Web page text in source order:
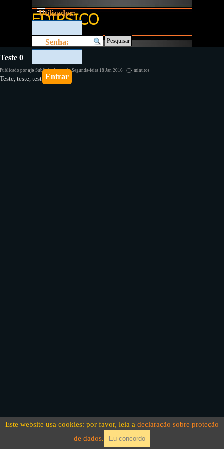
Saltar menu
Utilizador:
Senha: Pesquisar
Teste 0
Publicado por ajo Sublinhadogeral· Segunda-feira 18 Jan 2016 · minutos
Teste, teste, teste
Este website usa cookies: por favor, leia a declaração sobre proteção
de dados. Eu concordo